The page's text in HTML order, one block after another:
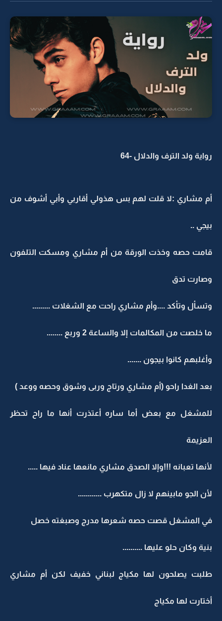
رواية ولد الترف والدلال -64
أم مشاري :لا قلت لهم بس هذولي أقاربي وأبي أشوف من
بيجي ..
قامت حصه وخذت الورقة من أم مشاري ومسكت التلفون
وصارت تدق
وتسأل وتأكد ....وأم مشاري راحت مع الشغلات .........
ما خلصت من المكالمات إلا والساعة 2 وربع ........
وأغلبهم كانوا بيجون .......
بعد الغدا راحو (أم مشاري ورتاج وربى وشوق وحصه ووعد )
للمشغل مع بعض أما ساره أعتذرت أنها ما راح تحظر
العزيمة
لأنها تعبانه !!!وإلا الصدق مشاري مانعها عناد فيها .....
لأن الجو مابينهم لا زال متكهرب ............
في المشغل قصت حصه شعرها مدرج وصبغته خصل
بنية وكان حلو عليها ..........
طلبت يصلحون لها مكياج لبناني خفيف لكن أم مشاري
أختارت لها مكياج